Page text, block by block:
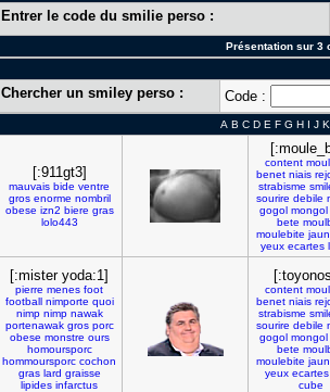
Entrer le code du smilie perso :
Présentation sur 3
Chercher un smiley perso : Code :
A B C D E F G H I J K
[:911gt3]
mauvais bide ventre
gros enorme nombril
obese izn2 biere gras
lolo443
content
benet niais
strabisme
sourire debile
gogol mongol
bete
moulebite
yeux ecartes
[:mister yoda:1]
pierre menes foot
football nimporte quoi
nimp nimp nawak
portenawak gros porc
obese monstre ours
homoursporc
hommoursporc cochon
gras lard graisse
lipides infarctus
content
benet niais
strabisme
sourire debile
gogol mongol
bete
moulebite
yeux ecartes
cube